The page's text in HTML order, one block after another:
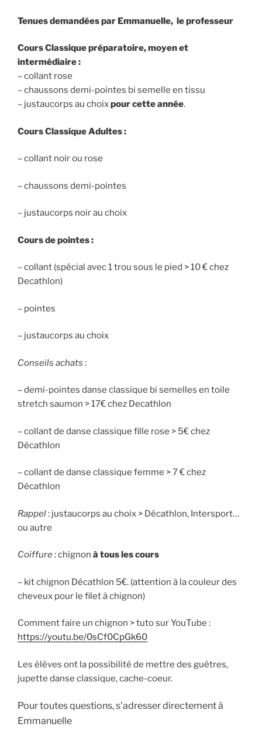
Tenues demandées par Emmanuelle, le professeur
Cours Classique préparatoire, moyen et
intermédiaire :
– collant rose
– chaussons demi-pointes bi semelle en tissu
– justaucorps au choixpour cette année.
Cours Classique Adultes :
– collant noir ou rose
– chaussons demi-pointes
– justaucorps noir au choix
Cours de pointes :
– collant (spécial avec 1 trou sous le pied > 10 € chez
Decathlon)
– pointes
– justaucorps au choix
Conseils achats :
– demi-pointes danse classique bi semelles en toile
stretch saumon > 17€ chez Decathlon
– collant de danse classique fille rose > 5€ chez
Décathlon
– collant de danse classique femme > 7 € chez
Décathlon
Rappel: justaucorps au choix > Décathlon, Intersport…
ou autre
Coiffure: chignon à tous les cours
– kit chignon Décathlon 5€. (attention à la couleur des
cheveux pour le filet à chignon)
Comment faire un chignon > tuto sur YouTube :
https://youtu.be/0sCf0CpGk60
Les élèves ont la possibilité de mettre des guêtres,
jupette danse classique, cache-coeur.
Pour toutes questions, s’adresser directement à
Emmanuelle